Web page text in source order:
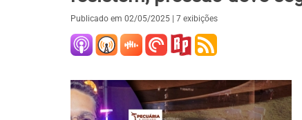
Publicado em 02/05/2025 | 7 exibições